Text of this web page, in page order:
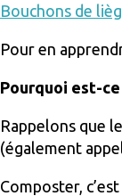
Bouchons de
Pour en
Pourquoi est-
Rappelons que
(également
Composter,